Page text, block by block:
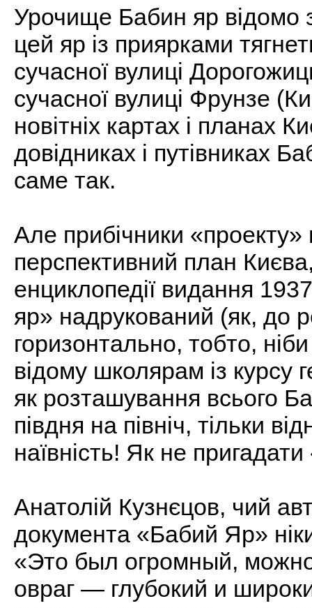
Урочище Бабин яр відомо
цей яр із приярками
сучасної вулиці
сучасної вулиці Фрунзе
новітніх картах і планах
довідниках і путівниках
саме так.
Але прибічники
перспективний план
енциклопедії видання
яр» надрукований (як, до
горизонтально, тобто,
відому школярам із курсу
як розташування всього
півдня на північ, тільки
наївність! Як не
Анатолій Кузнєцов, чий
документа «Бабий Яр»
«Это был огромный,
овраг — глубокий и